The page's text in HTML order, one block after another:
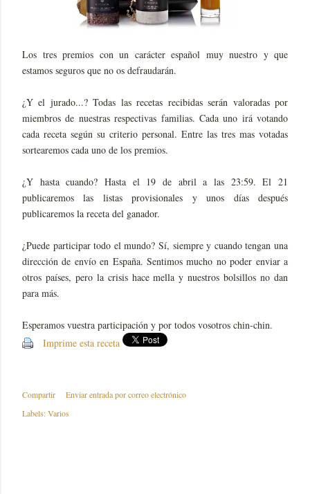
Los tres premios con un carácter español muy nuestro y que
estamos seguros que no os defraudarán.
¿Y el jurado...? Todas las recetas recibidas serán valoradas por
miembros de nuestras respectivas familias. Cada uno irá votando
cada receta según su criterio personal. Entre las tres mas votadas
sortearemos cada uno de los premios.
¿Y hasta cuando? Hasta el 19 de abril a las 23:59. El 21
publicaremos las listas provisionales y unos días después
publicaremos la receta del ganador.
¿Puede participar todo el mundo? Sí, siempre y cuando tengan una
dirección de envío en España. Sentimos mucho no poder enviar a
otros países, pero la crisis hace mella y nuestros bolsillos no dan
para más.
Esperamos vuestra participación y por todos vosotros chin-chin.
Imprime esta receta
Compartir
Enviar entrada por correo electrónico
Labels:Varios